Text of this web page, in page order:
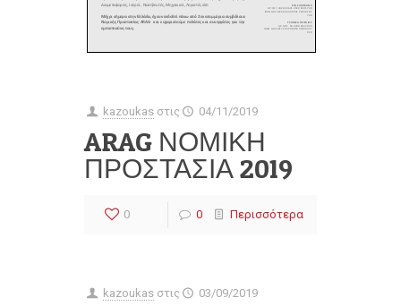
kazoukas στις 04/11/2019
ARAG ΝΟΜΙΚΗ
ΠΡΟΣΤΑΣΙΑ 2019
0 0 Περισσότερα
kazoukas στις 03/09/2019